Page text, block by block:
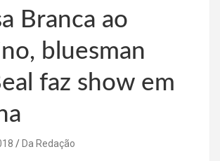
Branca ao
bluesman
faz show em
Da Redação